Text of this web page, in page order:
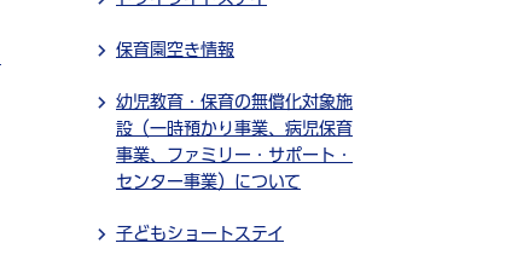
保育園空き情報
幼児教育・保育の無償化対象施
設（一時預かり事業、病児保育
事業、ファミリー・サポート・
センター事業）について
子どもショートステイ